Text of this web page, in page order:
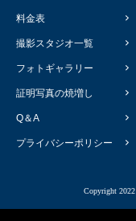
料金表
撮影スタジオ一覧
フォトギャラリー
証明写真の焼増し
Q＆A
プライバシーポリシー
Copyright 2022